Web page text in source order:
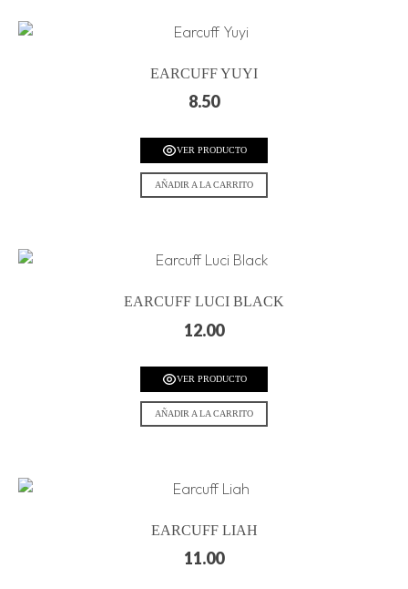
EARCUFF YUYI
8.50
VER PRODUCTO
AÑADIR A LA CARRITO
EARCUFF LUCI BLACK
12.00
VER PRODUCTO
AÑADIR A LA CARRITO
EARCUFF LIAH
11.00